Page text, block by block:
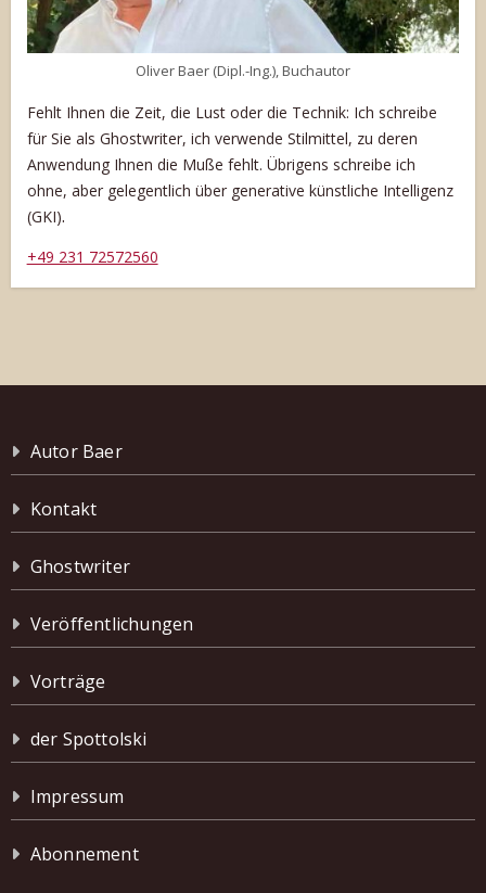
Oliver Baer (Dipl.-Ing.), Buchautor
Fehlt Ihnen die Zeit, die Lust oder die Technik: Ich schreibe
für Sie als Ghostwriter, ich verwende Stilmittel, zu deren
Anwendung Ihnen die Muße fehlt. Übrigens schreibe ich
ohne, aber gelegentlich über generative künstliche Intelligenz
(GKI).
+49 231 72572560
Autor Baer
Kontakt
Ghostwriter
Veröffentlichungen
Vorträge
der Spottolski
Impressum
Abonnement